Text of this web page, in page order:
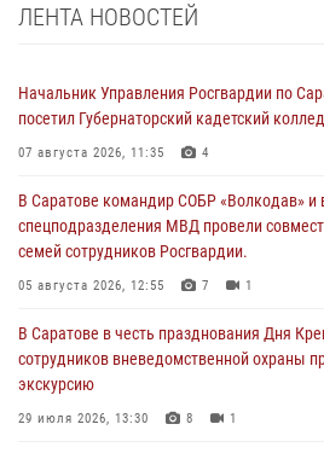
ЛЕНТА НОВОСТЕЙ
Начальник Управления Росгвардии по
посетил Губернаторский кадетский
07 августа 2026, 11:35 4
В Саратове командир СОБР «Волкодав» и
спецподразделения МВД провели
семей сотрудников Росгвардии.
05 августа 2026, 12:55 7 1
В Саратове в честь празднования Дня
сотрудников вневедомственной охраны
экскурсию
29 июля 2026, 13:30 8 1